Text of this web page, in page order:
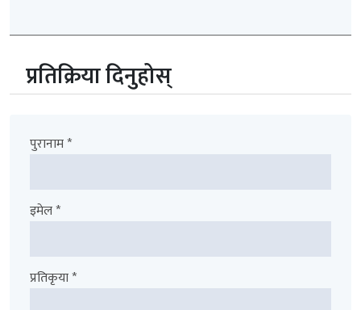
प्रतिक्रिया दिनुहोस्
पुरानाम *
इमेल *
प्रतिकृया *